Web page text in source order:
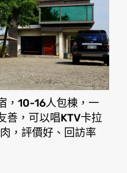
，10-16人包棟，一
善，可以唱KTV卡拉
，評價好、回訪率